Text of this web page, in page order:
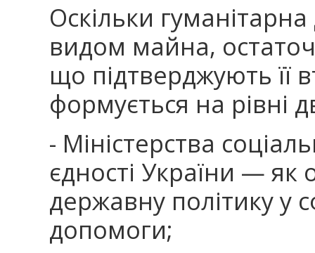
Оскільки
видом майна,
що підтверджують її
формується на рівні
- Міністерства
єдності України — як
державну політику у
допомоги;